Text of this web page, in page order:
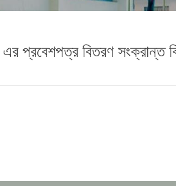
এর প্রবেশপত্র বিতরণ সংক্রান্ত